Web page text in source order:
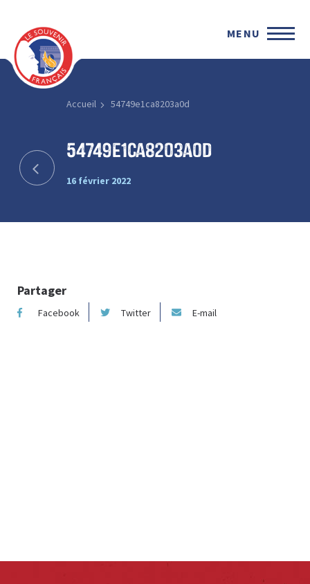
MENU
Accueil 54749e1ca8203a0d
54749e1ca8203a0d
16 février 2022
Partager
Facebook Twitter E-mail